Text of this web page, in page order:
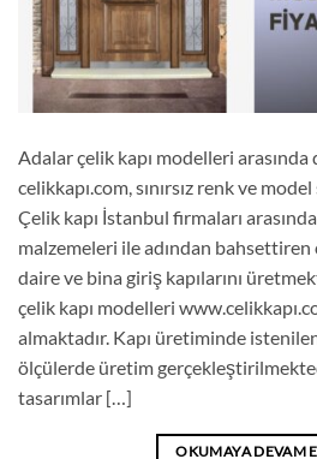
Adalar çelik kapı modelleri
celikkapı.com, sınırsız renk ve
Çelik kapı İstanbul firmaları
malzemeleri ile adından bahsettiren
daire ve bina giriş kapılarını
çelik kapı modelleri
almaktadır. Kapı üretiminde
ölçülerde üretim
tasarımlar […]
OKUMAYA DEVAM